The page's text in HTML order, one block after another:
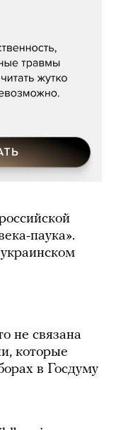
паука».
не связана
которые
в Госдуму